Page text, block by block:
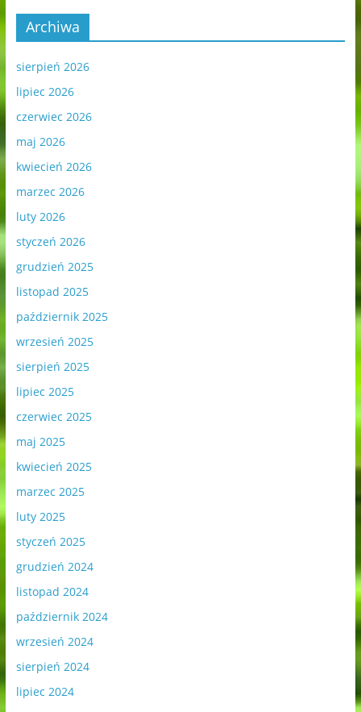
Archiwa
sierpień 2026
lipiec 2026
czerwiec 2026
maj 2026
kwiecień 2026
marzec 2026
luty 2026
styczeń 2026
grudzień 2025
listopad 2025
październik 2025
wrzesień 2025
sierpień 2025
lipiec 2025
czerwiec 2025
maj 2025
kwiecień 2025
marzec 2025
luty 2025
styczeń 2025
grudzień 2024
listopad 2024
październik 2024
wrzesień 2024
sierpień 2024
lipiec 2024